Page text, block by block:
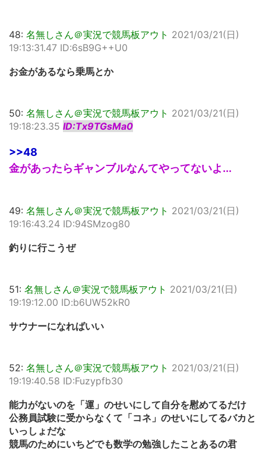
48: 名無しさん＠実況で競馬板アウト 2021/03/21(日)
19:13:31.47 ID:6sB9G++U0
お金があるなら乗馬とか
50: 名無しさん＠実況で競馬板アウト 2021/03/21(日)
19:18:23.35 ID:Tx9TGsMa0
>>48
金があったらギャンブルなんてやってないよ...
49: 名無しさん＠実況で競馬板アウト 2021/03/21(日)
19:16:43.24 ID:94SMzog80
釣りに行こうぜ
51: 名無しさん＠実況で競馬板アウト 2021/03/21(日)
19:19:12.00 ID:b6UW52kR0
サウナーになればいい
52: 名無しさん＠実況で競馬板アウト 2021/03/21(日)
19:19:40.58 ID:Fuzypfb30
能力がないのを「運」のせいにして自分を慰めてるだけ
公務員試験に受からなくて「コネ」のせいにしてるバカと
いっしょだな
競馬のためにいちどでも数学の勉強したことあるの君